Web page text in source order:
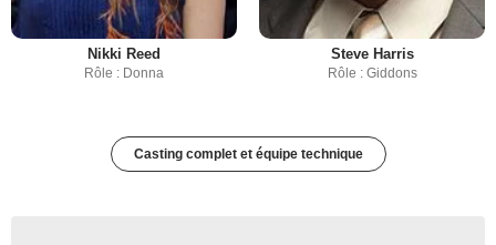
Nikki Reed
Rôle : Donna
Steve Harris
Rôle : Giddons
Casting complet et équipe technique